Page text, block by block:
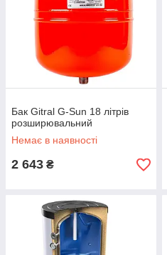
Бак Gitral G-Sun 18 літрів
розширювальний
Немає в наявності
2 643 ₴